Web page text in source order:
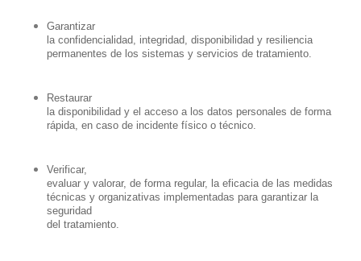
Garantizar
la confidencialidad, integridad, disponibilidad y resiliencia
permanentes de los sistemas y servicios de tratamiento.
Restaurar
la disponibilidad y el acceso a los datos personales de forma
rápida, en caso de incidente físico o técnico.
Verificar,
evaluar y valorar, de forma regular, la eficacia de las medidas
técnicas y organizativas implementadas para garantizar la
seguridad
del tratamiento.